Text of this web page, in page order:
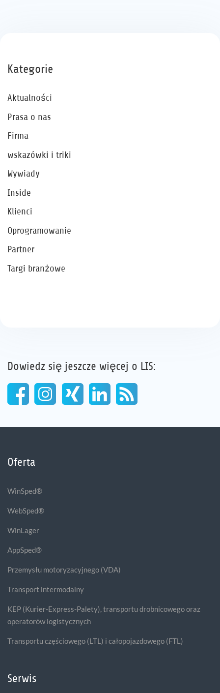
Kategorie
Aktualności
Prasa o nas
Firma
wskazówki i triki
Wywiady
Inside
Klienci
Oprogramowanie
Partner
Targi branżowe
Dowiedz się jeszcze więcej o LIS:
Oferta
WinSped®
WebSped®
WinLager
AppSped®
Przemysłu motoryzacyjnego (VDA)
Transport intermodalny
KEP (Kurier-Express-Palety), transportu drobnicowego oraz
operatorów logistycznych
Transportu częściowego (LTL) i całopojazdowego (FTL)
Serwis